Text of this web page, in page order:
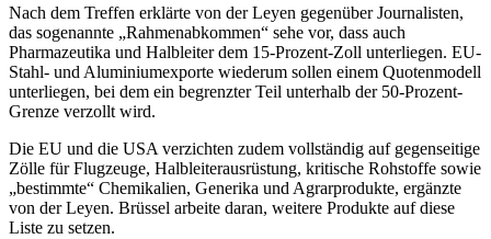
Nach dem Treffen erklärte von der Leyen gegenüber Journalisten,
das sogenannte „Rahmenabkommen“ sehe vor, dass auch
Pharmazeutika und Halbleiter dem 15-Prozent-Zoll unterliegen. EU-
Stahl- und Aluminiumexporte wiederum sollen einem Quotenmodell
unterliegen, bei dem ein begrenzter Teil unterhalb der 50-Prozent-
Grenze verzollt wird.
Die EU und die USA verzichten zudem vollständig auf gegenseitige
Zölle für Flugzeuge, Halbleiterausrüstung, kritische Rohstoffe sowie
„bestimmte“ Chemikalien, Generika und Agrarprodukte, ergänzte
von der Leyen. Brüssel arbeite daran, weitere Produkte auf diese
Liste zu setzen.